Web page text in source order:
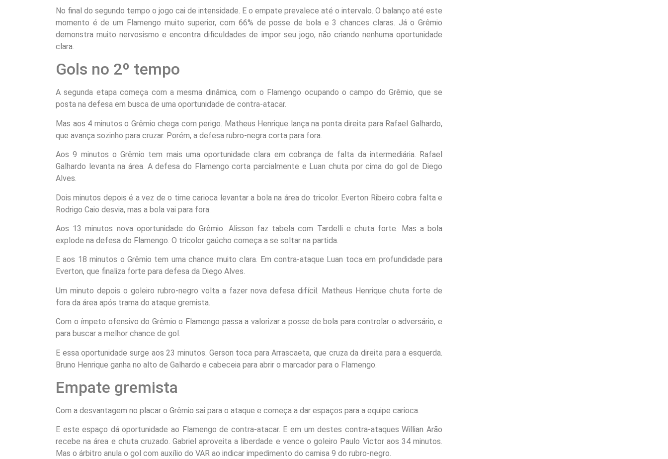
No final do segundo tempo o jogo cai de intensidade. E o empate prevalece até o intervalo. O balanço até este
momento é de um Flamengo muito superior, com 66% de posse de bola e 3 chances claras. Já o Grêmio
demonstra muito nervosismo e encontra dificuldades de impor seu jogo, não criando nenhuma oportunidade
clara.
Gols no 2º tempo
A segunda etapa começa com a mesma dinâmica, com o Flamengo ocupando o campo do Grêmio, que se
posta na defesa em busca de uma oportunidade de contra-atacar.
Mas aos 4 minutos o Grêmio chega com perigo. Matheus Henrique lança na ponta direita para Rafael Galhardo,
que avança sozinho para cruzar. Porém, a defesa rubro-negra corta para fora.
Aos 9 minutos o Grêmio tem mais uma oportunidade clara em cobrança de falta da intermediária. Rafael
Galhardo levanta na área. A defesa do Flamengo corta parcialmente e Luan chuta por cima do gol de Diego
Alves.
Dois minutos depois é a vez de o time carioca levantar a bola na área do tricolor. Everton Ribeiro cobra falta e
Rodrigo Caio desvia, mas a bola vai para fora.
Aos 13 minutos nova oportunidade do Grêmio. Alisson faz tabela com Tardelli e chuta forte. Mas a bola
explode na defesa do Flamengo. O tricolor gaúcho começa a se soltar na partida.
E aos 18 minutos o Grêmio tem uma chance muito clara. Em contra-ataque Luan toca em profundidade para
Everton, que finaliza forte para defesa da Diego Alves.
Um minuto depois o goleiro rubro-negro volta a fazer nova defesa difícil. Matheus Henrique chuta forte de
fora da área após trama do ataque gremista.
Com o ímpeto ofensivo do Grêmio o Flamengo passa a valorizar a posse de bola para controlar o adversário, e
para buscar a melhor chance de gol.
E essa oportunidade surge aos 23 minutos. Gerson toca para Arrascaeta, que cruza da direita para a esquerda.
Bruno Henrique ganha no alto de Galhardo e cabeceia para abrir o marcador para o Flamengo.
Empate gremista
Com a desvantagem no placar o Grêmio sai para o ataque e começa a dar espaços para a equipe carioca.
E este espaço dá oportunidade ao Flamengo de contra-atacar. E em um destes contra-ataques Willian Arão
recebe na área e chuta cruzado. Gabriel aproveita a liberdade e vence o goleiro Paulo Victor aos 34 minutos.
Mas o árbitro anula o gol com auxílio do VAR ao indicar impedimento do camisa 9 do rubro-negro.